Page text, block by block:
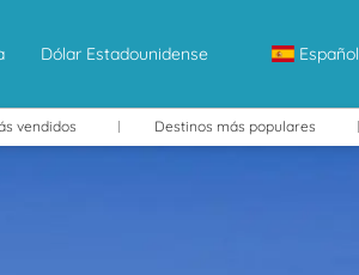
Dólar Estadounidense Español
vendidos Destinos más populares